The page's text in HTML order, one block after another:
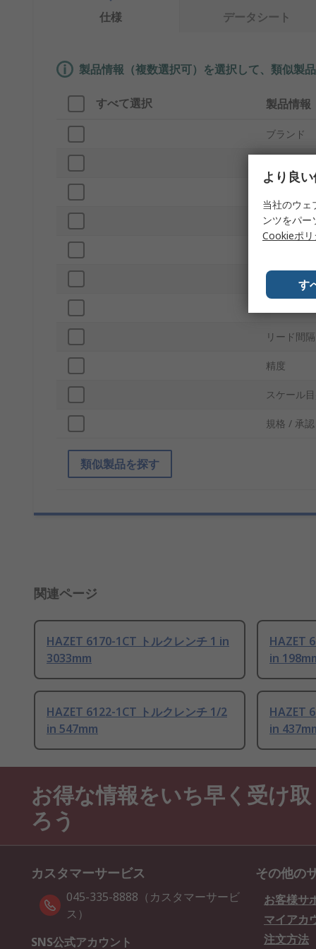
仕様 データシート
製品情報（複数選択可）を選択して、類似製
すべて選択 製品情報
ブランド
トルク範囲
ドライブ
リード間隔
精度
スケール
規格 / 承認
類似製品を探す
関連ページ
HAZET 6170-1CT トルクレンチ 1 in
3033mm
HAZET
in
HAZET 6122-1CT トルクレンチ 1/2
in 547mm
HAZET
in
お得な情報をいち早く受け取
ろう
カスタマーサービス
045-335-8888（カスタマーサービ
ス）
SNS公式アカウント
その他の
お客様サ
マイアカ
注文方法
より良
当社のウェ
ンツをパ
Cookieポリ
す